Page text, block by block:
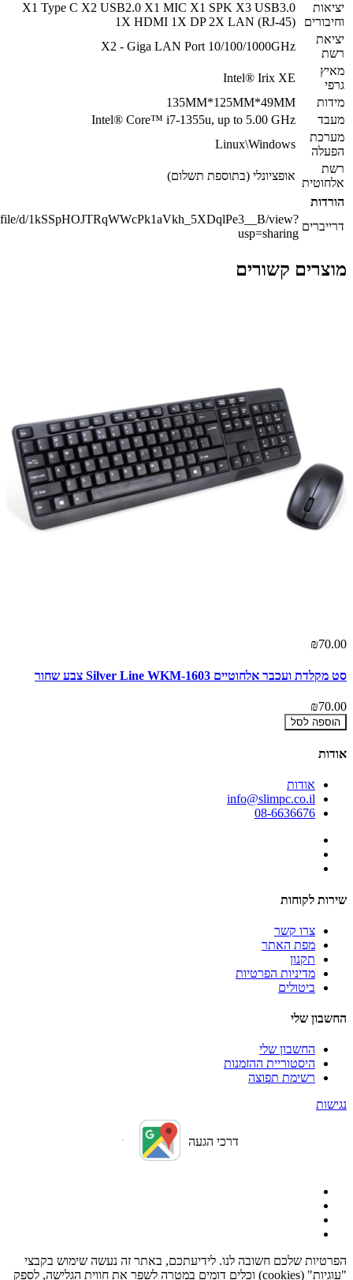
יציאות
וחיבורים
X1 Type C X2 USB2.0 X1 MIC X1 SPK X3 USB3.0
1X HDMI 1X DP 2X LAN (RJ-45)
יציאת
רשת
X2 - Giga LAN Port 10/100/1000GHz
מאיץ
גרפי
Intel® Irix XE
מידות
135MM*125MM*49MM
מעבד
Intel® Core™ i7-1355u, up to 5.00 GHz
מערכת
הפעלה
Linux\Windows
רשת
אלחוטית
אופציונלי (בתוספת תשלום)
הורדות
דרייברים
d/1kSSpHOJTRqWWcPk1aVkh_5XDqlPe3__B/view?
usp=sharing
מוצרים קשורים
₪70.00
סט מקלדת ועכבר אלחוטיים Silver Line WKM-1603 צבע שחור
₪70.00
הוספה לסל
אודות
אודות
info@slimpc.co.il
08-6636676
שירות לקוחות
צרו קשר
מפת האתר
תקנון
מדיניות הפרטיות
ביטולים
החשבון שלי
החשבון שלי
היסטוריית ההזמנות
רשימת תפוצה
נגישות
דרכי הגעה
הפרטיות שלכם חשובה לנו. לידיעתכם, באתר זה נעשה שימוש בקבצי
"עוגיות" (cookies) וכלים דומים במטרה לשפר את חווית הגלישה, לספק